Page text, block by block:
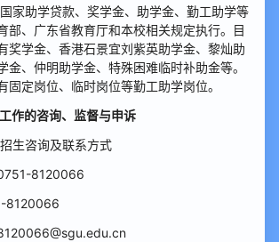
家助学贷款、奖学金、助学金、勤工助学等
部、广东省教育厅和本校相关规定执行。目
奖学金、香港石景宜刘紫英助学金、黎灿助
金、仲明助学金、特殊困难临时补助金等。
固定岗位、临时岗位等勤工助学岗位。
作的咨询、监督与申诉
生咨询及联系方式
8120066
8120066